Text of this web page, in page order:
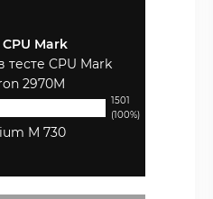
Mark
CPU Mark
2970M
1501
(100%)
M 730